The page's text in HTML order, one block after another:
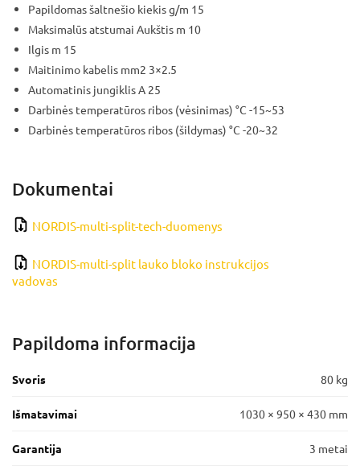
Papildomas šaltnešio kiekis g/m 15
Maksimalūs atstumai Aukštis m 10
Ilgis m 15
Maitinimo kabelis mm2 3×2.5
Automatinis jungiklis A 25
Darbinės temperatūros ribos (vėsinimas) °C -15~53
Darbinės temperatūros ribos (šildymas) °C -20~32
Dokumentai
NORDIS-multi-split-tech-duomenys
NORDIS-multi-split lauko bloko instrukcijos
vadovas
Papildoma informacija
Svoris 80 kg
Išmatavimai 1030 × 950 × 430 mm
Garantija 3 metai